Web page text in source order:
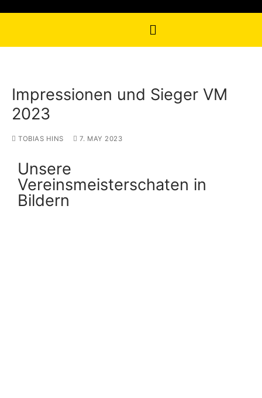
Impressionen und Sieger VM
2023
TOBIAS HINS 7. MAY 2023
Unsere
Vereinsmeisterschaten in
Bildern